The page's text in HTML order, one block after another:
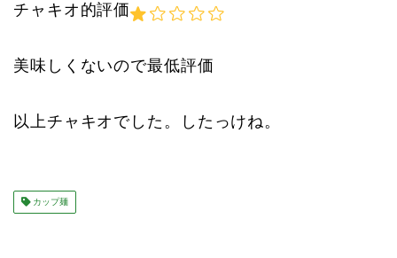
チャキオ的評価
美味しくないので最低評価
以上チャキオでした。したっけね。
カップ麺